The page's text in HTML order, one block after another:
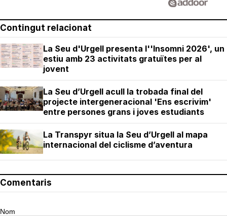
Contingut relacionat
La Seu d'Urgell presenta l''Insomni 2026', un
estiu amb 23 activitats gratuïtes per al
jovent
La Seu d’Urgell acull la trobada final del
projecte intergeneracional 'Ens escrivim'
entre persones grans i joves estudiants
La Transpyr situa la Seu d’Urgell al mapa
internacional del ciclisme d’aventura
Comentaris
Nom